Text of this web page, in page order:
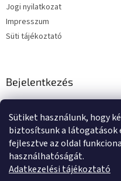
Sütiket használunk, hogy
biztosítsunk a látogatások
fejlesztve az oldal
használhatóságát.
Adatkezelési tájékoztató
Jogi nyilatkozat
Impresszum
Süti tájékoztató
Bejelentkezés
E-mail
Jelszó
BEJELENTKEZÉS
Új regisztrációElfelejtett jelszó